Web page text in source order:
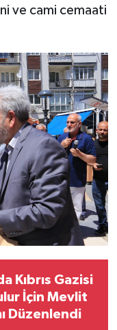
ve cami cemaati
Kıbrıs Gazisi
İçin Mevlit
Düzenlendi